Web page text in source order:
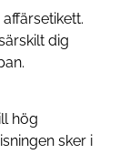
dig
hög
sker i